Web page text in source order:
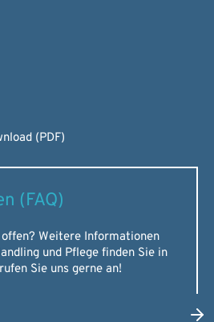
(PDF)
(FAQ)
offen? Weitere Informationen
und Pflege finden Sie in
Sie uns gerne an!